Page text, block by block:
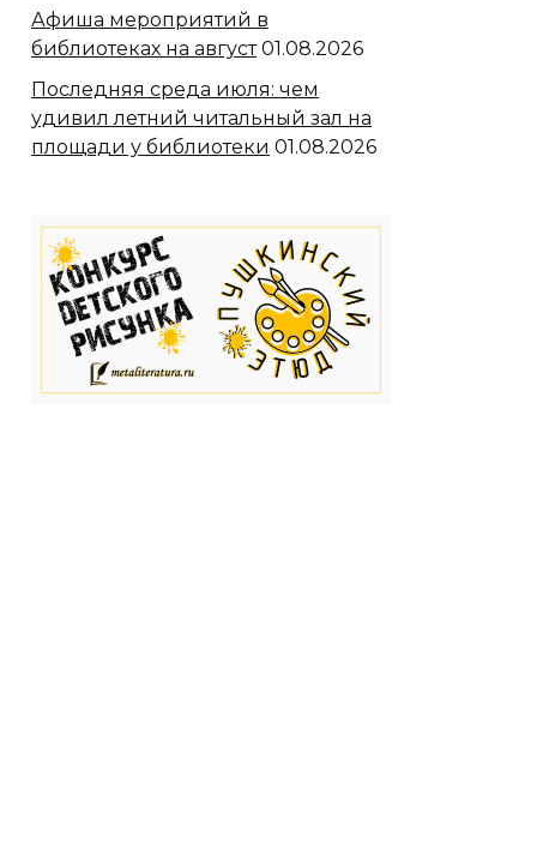
Афиша мероприятий в
библиотеках на август 01.08.2026
Последняя среда июля: чем
удивил летний читальный зал на
площади у библиотеки 01.08.2026